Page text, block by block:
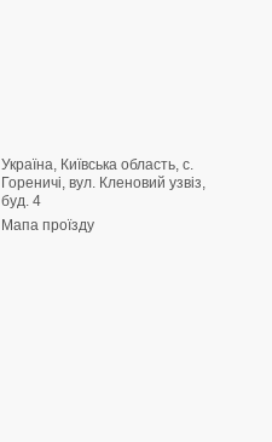
Україна, Київська область, с.
Гореничі, вул. Кленовий узвіз,
буд. 4
Мапа проїзду